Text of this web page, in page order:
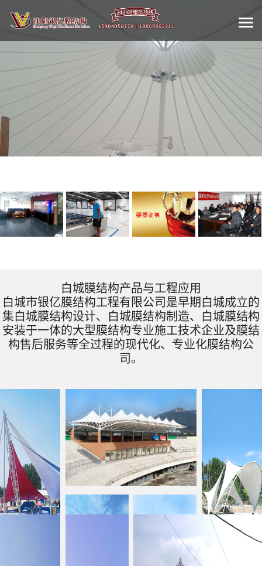
白城膜结构产品与工程应用
白城市银亿膜结构工程有限公司是早期白城成立的
集白城膜结构设计、白城膜结构制造、白城膜结构
安装于一体的大型膜结构专业施工技术企业及膜结
构售后服务等全过程的现代化、专业化膜结构公
司。